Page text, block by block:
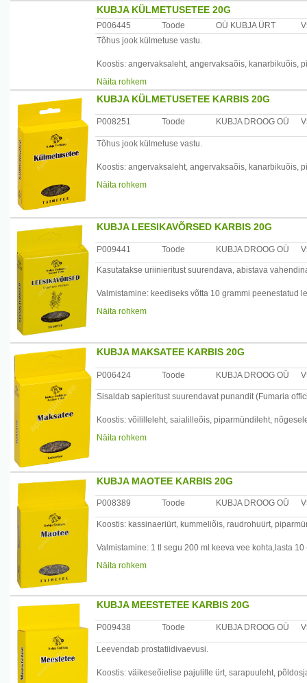
KUBJA KÜLMETUSETEE 20G
P006445 Toode OÜ KUBJA ÜRT
Tõhus jook külmetuse vastu.
Koostis: angervaksaleht, angervaksaõis, kanarbikuõis,
Valmistamine: 1 tl segu 200 ml keeva vee kohta, lasta 5
Tootja: Kubja Ürt OÜ, Sompa tee 8, 11913 Tallinn, Eesti
Näita rohkem
KUBJA KÜLMETUSETEE KARBIS 20G
P008251 Toode KUBJA DROOG OÜ
Tõhus jook külmetuse vastu.
Koostis: angervaksaleht, angervaksaõis, kanarbikuõis,
Valmistamine: 1 tl segu 200 ml keeva vee kohta, lasta 5
Näita rohkem
KUBJA LEESIKAVÕRSED KARBIS 20G
P009441 Toode KUBJA DROOG OÜ
Kasutatakse uriinieritust suurendava, abistava
Valmistamine: keediseks võtta 10 grammi peenestatud
ml keeva veega, keeta 5 – 10 minutit, lasta 40 minutit
Kasutamine: välispidiselt mähisteks ja vannideks
Näita rohkem
KUBJA MAKSATEE KARBIS 20G
P006424 Toode KUBJA DROOG OÜ
Sisaldab sapieritust suurendavat punandit (Fumaria
Koostis: võililleleht, saialilleõis, piparmündileht,
Valmistamine: 1 tl segu 200 ml keeva vee kohta, lasta
Näita rohkem
KUBJA MAOTEE KARBIS 20G
P008389 Toode KUBJA DROOG OÜ
Koostis: kassinaeriürt, kummeliõis, raudrohuürt,
Valmistamine: 1 tl segu 200 ml keeva vee kohta,lasta
Kasutamine: mao – ja soolepõletike korral juua õhtuti 1/
Tootja: Kubja Ürt OÜ, Sompa tee 8, 11913 Tallinn, Eesti
Näita rohkem
KUBJA MEESTETEE KARBIS 20G
P009438 Toode KUBJA DROOG OÜ
Leevendab prostatiidivaevusi.
Koostis: väikeseõielise pajulille ürt, sarapuuleht,